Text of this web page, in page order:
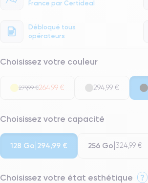
France par Certideal
Débloqué tous
opérateurs
Choisissez votre couleur
279,99 €264,99 € 294,99 €
Choisissez votre capacité
128 Go 294,99 € 256 Go 324,99 €
Choisissez votre état esthétique ?